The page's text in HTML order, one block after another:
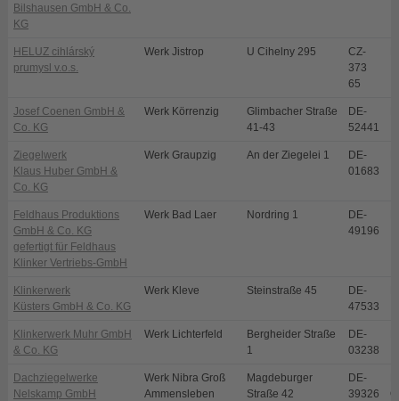
Bilshausen GmbH & Co.
KG
HELUZ cihlárský
prumysl v.o.s.
Werk Jistrop U Cihelny 295
CZ-
373
65
Josef Coenen GmbH &
Co. KG
Werk Körrenzig
Glimbacher Straße
41-43
DE-
52441
Ziegelwerk
Klaus Huber GmbH &
Co. KG
Werk Graupzig An der Ziegelei 1
DE-
01683
Feldhaus Produktions
GmbH & Co. KG
gefertigt für Feldhaus
Klinker Vertriebs-GmbH
Werk Bad Laer Nordring 1
DE-
49196
Klinkerwerk
Küsters GmbH & Co. KG
Werk Kleve Steinstraße 45
DE-
47533
Klinkerwerk Muhr GmbH
& Co. KG
Werk Lichterfeld
Bergheider Straße
1
DE-
03238
Dachziegelwerke
Nelskamp GmbH
Werk Nibra Groß
Ammensleben
Magdeburger
Straße 42
DE-
39326